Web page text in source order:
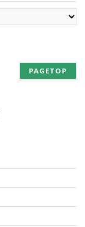
PAGETOP